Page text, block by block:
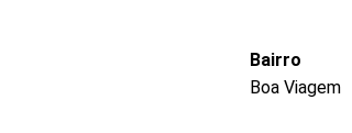
Bairro
Boa Viagem